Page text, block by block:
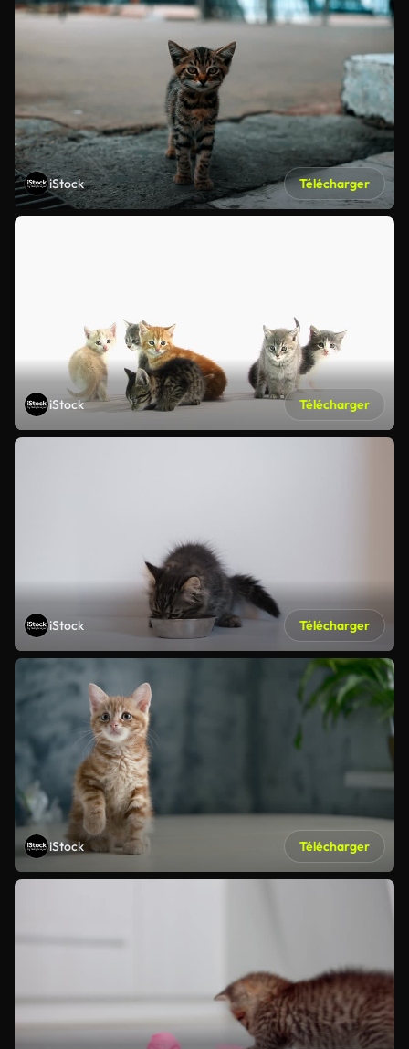
iStock Télécharger
iStock Télécharger
iStock Télécharger
iStock Télécharger